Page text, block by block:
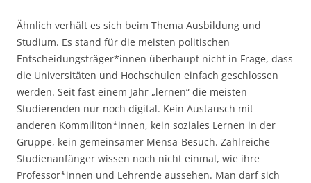
Ähnlich verhält es sich beim Thema Ausbildung und
Studium. Es stand für die meisten politischen
Entscheidungsträger*innen überhaupt nicht in Frage, dass
die Universitäten und Hochschulen einfach geschlossen
werden. Seit fast einem Jahr „lernen“ die meisten
Studierenden nur noch digital. Kein Austausch mit
anderen Kommiliton*innen, kein soziales Lernen in der
Gruppe, kein gemeinsamer Mensa-Besuch. Zahlreiche
Studienanfänger wissen noch nicht einmal, wie ihre
Professor*innen und Lehrende aussehen. Man darf sich